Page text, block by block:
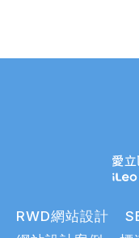
RWD網站設計